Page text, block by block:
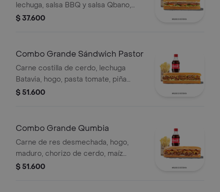
lechuga, salsa BBQ y salsa Qbano,
papas a la francesa y bebida.
$ 37.600
Combo Grande Sándwich Pastor
Carne costilla de cerdo, lechuga
Batavia, hogo, pasta tomate, piña
calada asada, cebolla blanca y
$ 51.600
Combo Grande Qumbia
Carne de res desmechada, hogo,
maduro, chorizo de cerdo, maíz
tierno, salsa Qbano, papas y bebida.
$ 51.600